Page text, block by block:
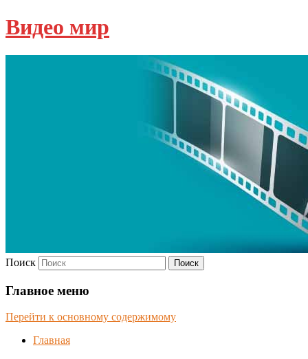
Видео мир
Поиск
Главное меню
Перейти к основному содержимому
Главная